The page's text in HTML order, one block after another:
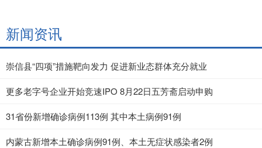
新闻资讯
崇信县“四项”措施靶向发力 促进新业态群体充分就业
更多老字号企业开始竞速IPO 8月22日五芳斋启动申购
31省份新增确诊病例113例 其中本土病例91例
内蒙古新增本土确诊病例91例、本土无症状感染者2例